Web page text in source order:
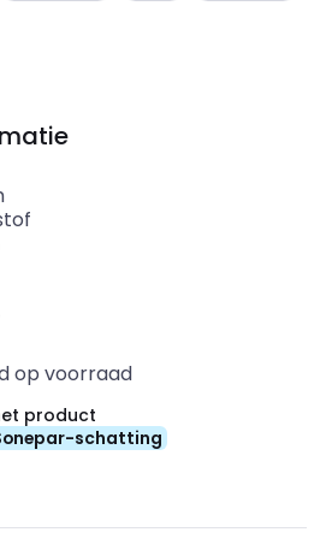
combinatie niet mogelijk)
combinatie niet mogelijk)
op voorraad
product
schatting